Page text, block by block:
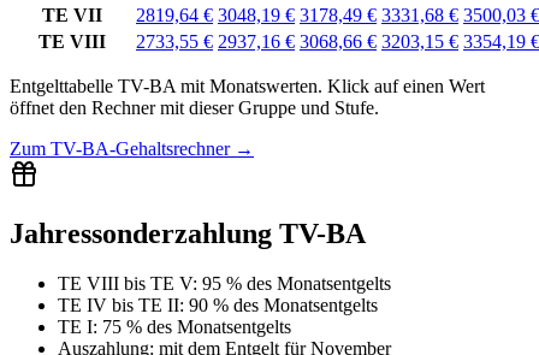
TE VII
2819,64 € 3048,19 € 3178,49 € 3331,68 € 3500,03 €
TE VIII
2733,55 € 2937,16 € 3068,66 € 3203,15 € 3354,19 €
Entgelttabelle TV-BA mit Monatswerten. Klick auf einen Wert
öffnet den Rechner mit dieser Gruppe und Stufe.
Zum TV-BA-Gehaltsrechner→
Jahressonderzahlung TV-BA
TE VIII bis TE V: 95 % des Monatsentgelts
TE IV bis TE II: 90 % des Monatsentgelts
TE I: 75 % des Monatsentgelts
Auszahlung: mit dem Entgelt fürNovember